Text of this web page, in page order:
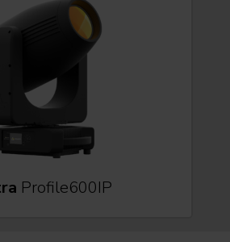
Profile600IP